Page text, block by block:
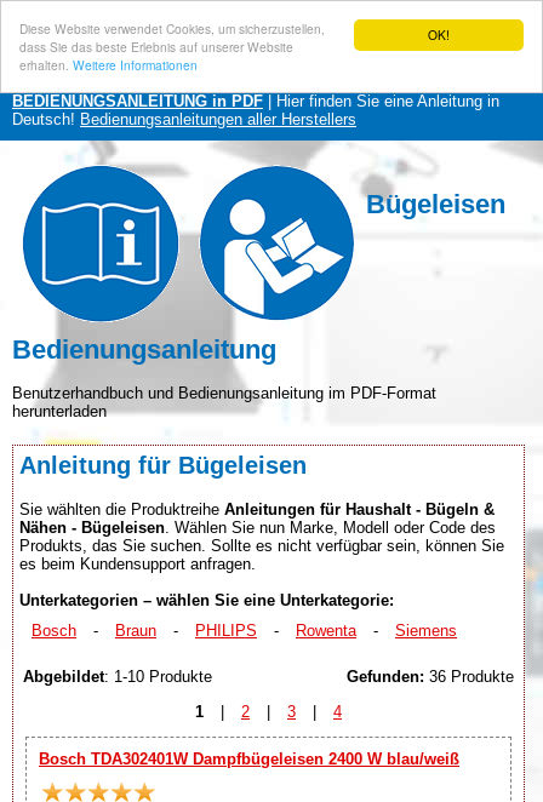
OK!
Diese Website verwendet Cookies, um sicherzustellen,
dass Sie das beste Erlebnis auf unserer Website
erhalten. Weitere Informationen
BEDIENUNGSANLEITUNG in PDF | Hier finden Sie eine Anleitung in
Deutsch! Bedienungsanleitungen aller Herstellers
Bügeleisen
Bedienungsanleitung
Benutzerhandbuch und Bedienungsanleitung im PDF-Format
herunterladen
Anleitung für Bügeleisen
Sie wählten die Produktreihe Anleitungen für Haushalt - Bügeln &
Nähen - Bügeleisen . Wählen Sie nun Marke, Modell oder Code des
Produkts, das Sie suchen. Sollte es nicht verfügbar sein, können Sie
es beim Kundensupport anfragen.
Unterkategorien – wählen Sie eine Unterkategorie:
Bosch
- Braun - PHILIPS - Rowenta - Siemens
Abgebildet: 1-10 Produkte Gefunden: 36 Produkte
1
| 2 | 3 | 4
Bosch TDA302401W Dampfbügeleisen 2400 W blau/weiß